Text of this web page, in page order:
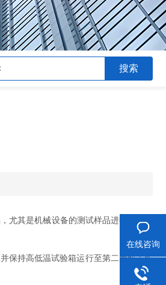
尤其是机械设备的测试样品进行重新评
保持高低温试验箱运行至第二天或工作
在线咨询